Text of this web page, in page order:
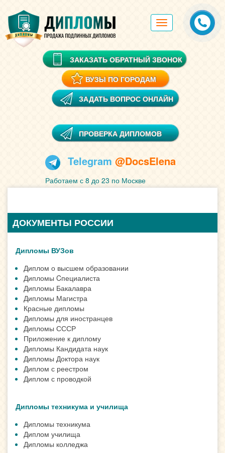
Toggle
navigation
ЗАКАЗАТЬ ОБРАТНЫЙ ЗВОНОК
ВУЗЫ ПО ГОРОДАМ
ЗАДАТЬ ВОПРОС ОНЛАЙН
ПРОВЕРКА ДИПЛОМОВ
Telegram @DocsElena
Работаем с 8 до 23 по Москве
ДОКУМЕНТЫ РОССИИ
Дипломы ВУЗов
Диплом о высшем образовании
Дипломы Cпециалиста
Дипломы Бакалавра
Дипломы Магистра
Красные дипломы
Дипломы для иностранцев
Дипломы СССР
Приложение к диплому
Дипломы Кандидата наук
Дипломы Доктора наук
Диплом с реестром
Диплом с проводкой
Дипломы техникума и училища
Дипломы техникума
Диплом училища
Дипломы колледжа